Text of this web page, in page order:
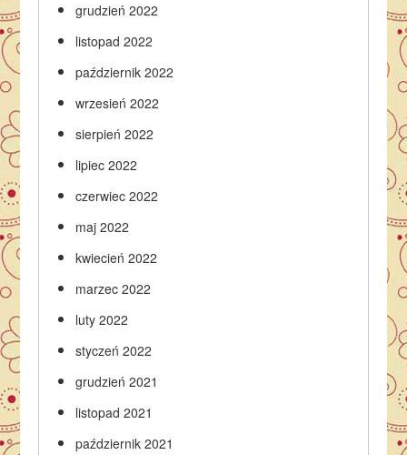
grudzień 2022
listopad 2022
październik 2022
wrzesień 2022
sierpień 2022
lipiec 2022
czerwiec 2022
maj 2022
kwiecień 2022
marzec 2022
luty 2022
styczeń 2022
grudzień 2021
listopad 2021
październik 2021